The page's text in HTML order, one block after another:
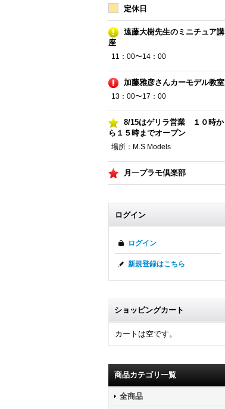
定休日
遠藤大樹先生のミニチュア講
座
11：00〜14：00
加藤雅彦さんカーモデル教室
13：00〜17：00
8/15はゲリラ営業 １０時か
ら１５時までオープン
場所：M.S Models
月一プラモ倶楽部
ログイン
ログイン
新規登録はこちら
ショッピングカート
カートは空です。
商品カテゴリ一覧
全商品